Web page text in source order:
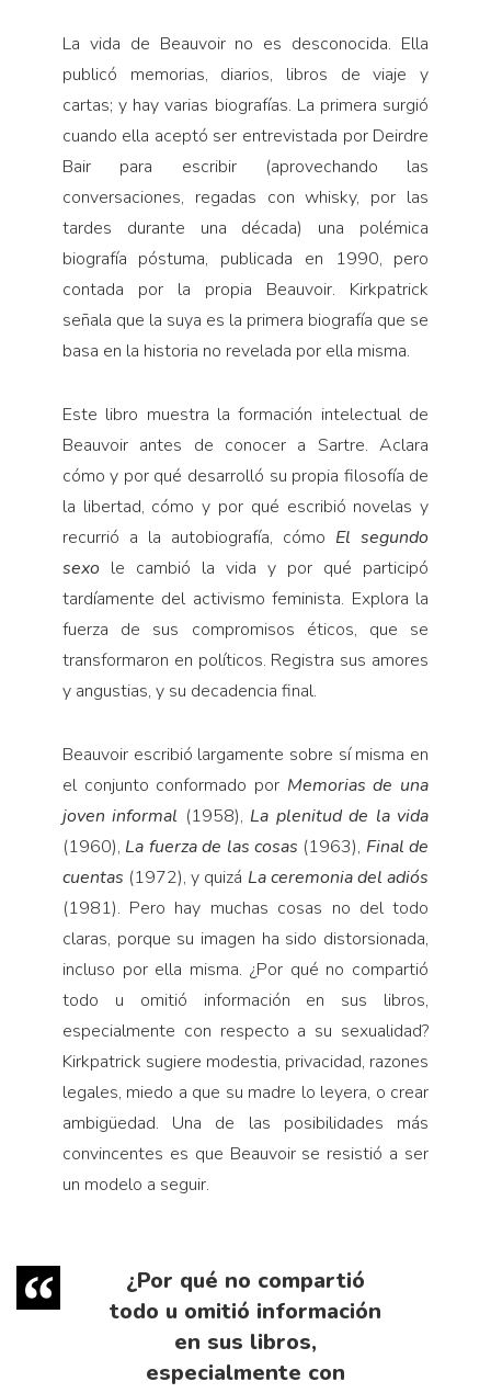
La vida de Beauvoir no es desconocida. Ella
publicó memorias, diarios, libros de viaje y
cartas; y hay varias biografías. La primera surgió
cuando ella aceptó ser entrevistada por Deirdre
Bair para escribir (aprovechando las
conversaciones, regadas con whisky, por las
tardes durante una década) una polémica
biografía póstuma, publicada en 1990, pero
contada por la propia Beauvoir. Kirkpatrick
señala que la suya es la primera biografía que se
basa en la historia no revelada por ella misma.
Este libro muestra la formación intelectual de
Beauvoir antes de conocer a Sartre. Aclara
cómo y por qué desarrolló su propia filosofía de
la libertad, cómo y por qué escribió novelas y
recurrió a la autobiografía, cómo El segundo
sexole cambió la vida y por qué participó
tardíamente del activismo feminista. Explora la
fuerza de sus compromisos éticos, que se
transformaron en políticos. Registra sus amores
y angustias, y su decadencia final.
Beauvoir escribió largamente sobre sí misma en
el conjunto conformado por Memorias de una
joven informal (1958), La plenitud de la vida
(1960), La fuerza de las cosas (1963), Final de
cuentas (1972), y quizá La ceremonia del adiós
(1981). Pero hay muchas cosas no del todo
claras, porque su imagen ha sido distorsionada,
incluso por ella misma. ¿Por qué no compartió
todo u omitió información en sus libros,
especialmente con respecto a su sexualidad?
Kirkpatrick sugiere modestia, privacidad, razones
legales, miedo a que su madre lo leyera, o crear
ambigüedad. Una de las posibilidades más
convincentes es que Beauvoir se resistió a ser
un modelo a seguir.
¿Por qué no compartió
todo u omitió información
en sus libros,
especialmente con